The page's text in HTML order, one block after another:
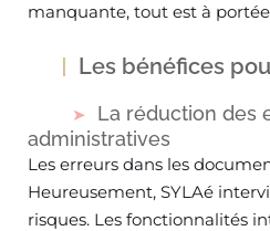
manquante, tout est à
Les bénéfices
La réduction des
administratives
Les erreurs dans les
Heureusement, SYLAé
risques. Les fonctionnalités